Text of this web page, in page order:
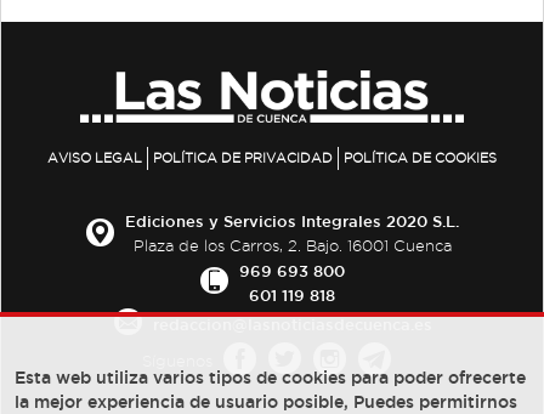
AVISO LEGAL POLÍTICA DE PRIVACIDAD POLÍTICA DE COOKIES
Ediciones y Servicios Integrales 2020 S.L.
Plaza de los Carros, 2. Bajo. 16001 Cuenca
969 693 800
601 119 818
Esta web utiliza varios tipos de cookies para poder ofrecerte
la mejor experiencia de usuario posible, Puedes permitirnos